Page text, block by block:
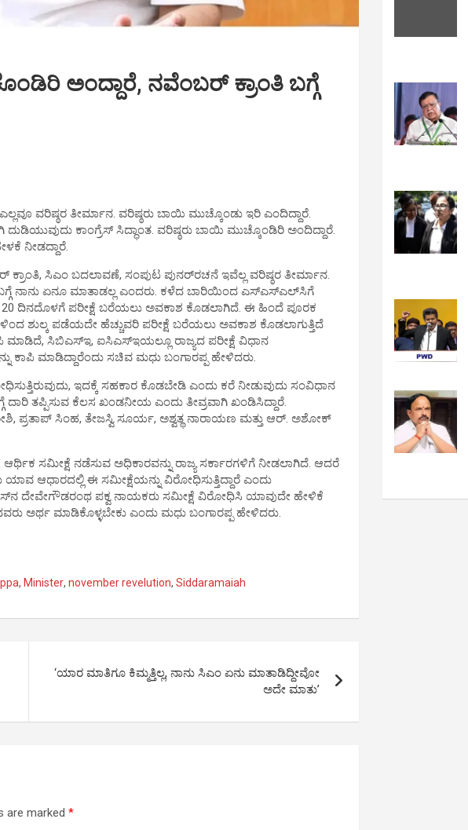
ಅಂದ್ದಾರೆ, ನವೆಂಬರ್‌ ಕ್ರಾಂತಿ ಬಗ್ಗೆ
ವರಿಷ್ಠರ ತೀರ್ಮಾನ. ವರಿಷ್ಠರು ಬಾಯಿ ಮುಚ್ಕೊಂಡು ಇರಿ ಎಂದಿದ್ದಾರೆ.
ದುಡಿಯುವುದು ಕಾಂಗ್ರೆಸ್ ಸಿದ್ಧಾಂತ. ವರಿಷ್ಠರು ಬಾಯಿ ಮುಚ್ಕೊಂಡಿರಿ ಅಂದಿದ್ದಾರೆ.
ನೀಡದ್ದಾರೆ.
ಕ್ರಾಂತಿ, ಸಿಎಂ ಬದಲಾವಣೆ, ಸಂಪುಟ ಪುನರ್‌ರಚನೆ ಇವೆಲ್ಲ ವರಿಷ್ಠರ ತೀರ್ಮಾನ.
ನಾನು ಏನೂ ಮಾತಾಡಲ್ಲ ಎಂದರು. ಕಳೆದ ಬಾರಿಯಿಂದ ಎಸ್ಎಸ್ಎಲ್‌ಸಿಗೆ
20 ದಿನದೊಳಗೆ ಪರೀಕ್ಷೆ ಬರೆಯಲು ಅವಕಾಶ ಕೊಡಲಾಗಿದೆ. ಈ ಹಿಂದೆ ಪೂರಕ
ಶುಲ್ಕ ಪಡೆಯದೇ ಹೆಚ್ಚುವರಿ ಪರೀಕ್ಷೆ ಬರೆಯಲು ಅವಕಾಶ ಕೊಡಲಾಗುತ್ತಿದೆ
ಮಾಡಿದೆ, ಸಿಬಿಎಸ್ಇ, ಐಸಿಎಸ್ಇಯಲ್ಲೂ ರಾಜ್ಯದ ಪರೀಕ್ಷೆ ವಿಧಾನ
ಕಾಪಿ ಮಾಡಿದ್ದಾರೆಂದು ಸಚಿವ ಮಧು ಬಂಗಾರಪ್ಪ ಹೇಳಿದರು.
ಇದಕ್ಕೆ ಸಹಕಾರ ಕೊಡಬೇಡಿ ಎಂದು ಕರೆ ನೀಡುವುದು ಸಂವಿಧಾನ
ತಪ್ಪಿಸುವ ಕೆಲಸ ಖಂಡನೀಯ ಎಂದು ತೀವ್ರವಾಗಿ ಖಂಡಿಸಿದ್ದಾರೆ.
ಪ್ರತಾಪ್ ಸಿಂಹ, ತೇಜಸ್ವಿ ಸೂರ್ಯ, ಅಶ್ವತ್ಥ ನಾರಾಯಣ ಮತ್ತು ಆರ್. ಅಶೋಕ್
ಸಮೀಕ್ಷೆ ನಡೆಸುವ ಅಧಿಕಾರವನ್ನು ರಾಜ್ಯ ಸರ್ಕಾರಗಳಿಗೆ ನೀಡಲಾಗಿದೆ. ಆದರೆ
ಆಧಾರದಲ್ಲಿ ಈ ಸಮೀಕ್ಷೆಯನ್ನು ವಿರೋಧಿಸುತ್ತಿದ್ದಾರೆ ಎಂದು
ದೇವೇಗೌಡರಂಥ ಪಕ್ವ ನಾಯಕರು ಸಮೀಕ್ಷೆ ವಿರೋಧಿಸಿ ಯಾವುದೇ ಹೇಳಿಕೆ
ಅರ್ಥ ಮಾಡಿಕೊಳ್ಳಬೇಕು ಎಂದು ಮಧು ಬಂಗಾರಪ್ಪ ಹೇಳಿದರು.
, Minister, november revelution, Siddaramaiah
‘ಯಾರ ಮಾತಿಗೂ ಕಿಮ್ಮತ್ತಿಲ್ಲ, ನಾನು ಸಿಎಂ ಏನು ಮಾತಾಡಿದ್ದೀವೋ
ಅದೇ ಮಾತು’
are marked *